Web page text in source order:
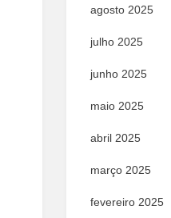
agosto 2025
julho 2025
junho 2025
maio 2025
abril 2025
março 2025
fevereiro 2025